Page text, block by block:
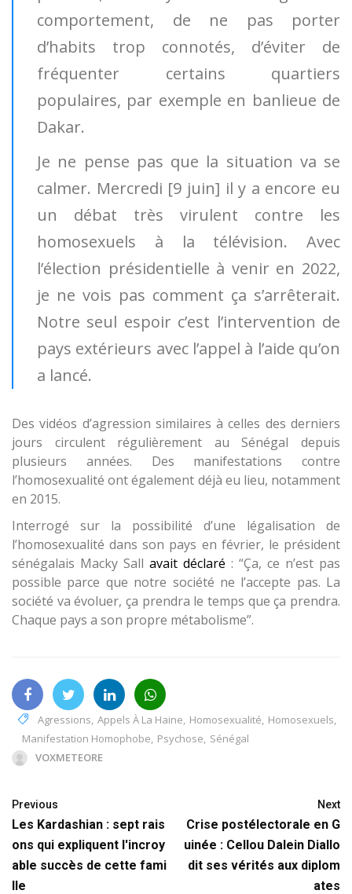
comportement, de ne pas porter
d’habits trop connotés, d’éviter de
fréquenter certains quartiers
populaires, par exemple en banlieue de
Dakar.
Je ne pense pas que la situation va se
calmer. Mercredi [9 juin] il y a encore eu
un débat très virulent contre les
homosexuels à la télévision. Avec
l’élection présidentielle à venir en 2022,
je ne vois pas comment ça s’arrêterait.
Notre seul espoir c’est l’intervention de
pays extérieurs avec l’appel à l’aide qu’on
a lancé.
Des vidéos d’agression similaires à celles des derniers
jours circulent régulièrement au Sénégal depuis
plusieurs années. Des manifestations contre
l’homosexualité ont également déjà eu lieu, notamment
en 2015.
Interrogé sur la possibilité d’une légalisation de
l’homosexualité dans son pays en février, le président
sénégalais Macky Sall avait déclaré : “Ça, ce n’est pas
possible parce que notre société ne l’accepte pas. La
société va évoluer, ça prendra le temps que ça prendra.
Chaque pays a son propre métabolisme”.
Agressions, Appels À La Haine, Homosexualité, Homosexuels,
Manifestation Homophobe, Psychose, Sénégal
VOXMETEORE
Previous
Les Kardashian : sept rais
ons qui expliquent l'incroy
able succès de cette fami
lle
Next
Crise postélectorale en G
uinée : Cellou Dalein Diallo
dit ses vérités aux diplom
ates